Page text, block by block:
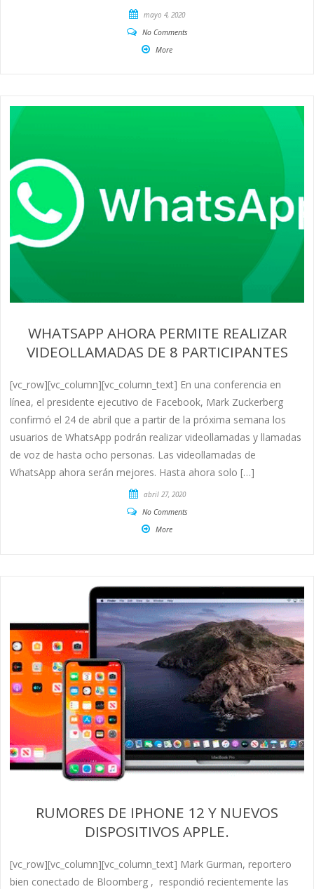
mayo 4, 2020
No Comments
More
WHATSAPP AHORA PERMITE REALIZAR
VIDEOLLAMADAS DE 8 PARTICIPANTES
[vc_row][vc_column][vc_column_text] En una conferencia en
línea, el presidente ejecutivo de Facebook, Mark Zuckerberg
confirmó el 24 de abril que a partir de la próxima semana los
usuarios de WhatsApp podrán realizar videollamadas y llamadas
de voz de hasta ocho personas. Las videollamadas de
WhatsApp ahora serán mejores. Hasta ahora solo […]
abril 27, 2020
No Comments
More
RUMORES DE IPHONE 12 Y NUEVOS
DISPOSITIVOS APPLE.
[vc_row][vc_column][vc_column_text] Mark Gurman, reportero
bien conectado de Bloomberg , respondió recientemente las